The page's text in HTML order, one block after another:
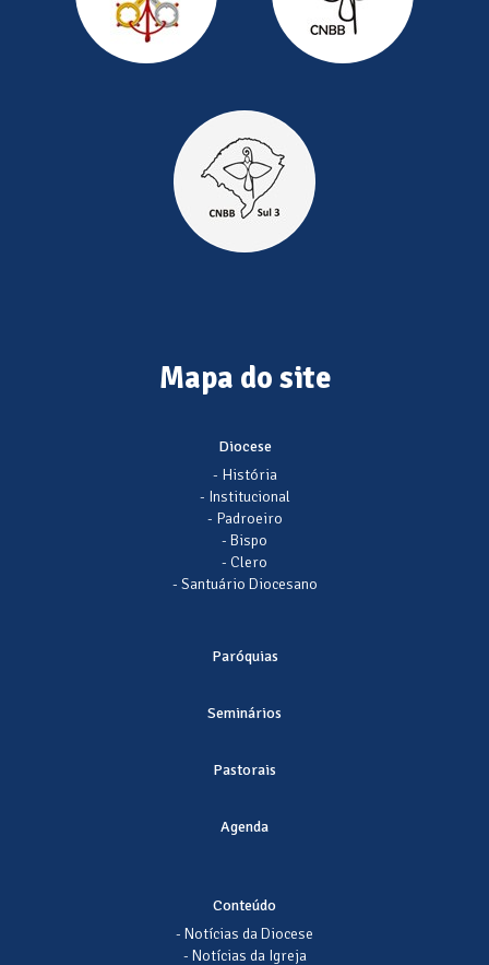
Mapa do site
Diocese
- História
- Institucional
- Padroeiro
- Bispo
- Clero
- Santuário Diocesano
Paróquias
Seminários
Pastorais
Agenda
Conteúdo
- Notícias da Diocese
- Notícias da Igreja